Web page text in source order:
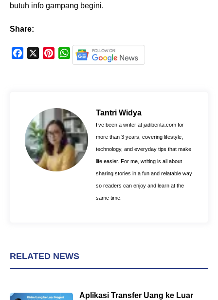
butuh info gampang begini.
Share:
k
e
s
t
W
h
A
p
p
Tantri Widya
I’ve been a writer at jadiberita.com for
more than 3 years, covering lifestyle,
technology, and everyday tips that make
life easier. For me, writing is all about
sharing stories in a fun and relatable way
so readers can enjoy and learn at the
same time.
RELATED NEWS
Aplikasi Transfer Uang ke Luar